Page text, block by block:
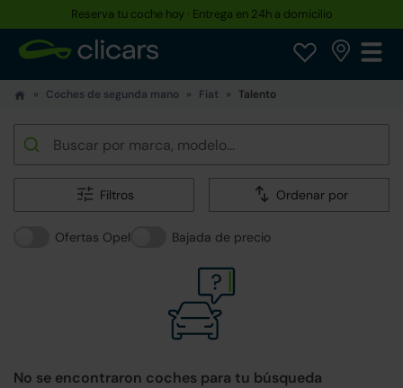
Reserva tu coche hoy · Entrega en 24h a domicilio
Coches de segunda mano Fiat Talento
Filtros Ordenar por
Ofertas Opel Bajada de precio
No se encontraron coches para tu búsqueda